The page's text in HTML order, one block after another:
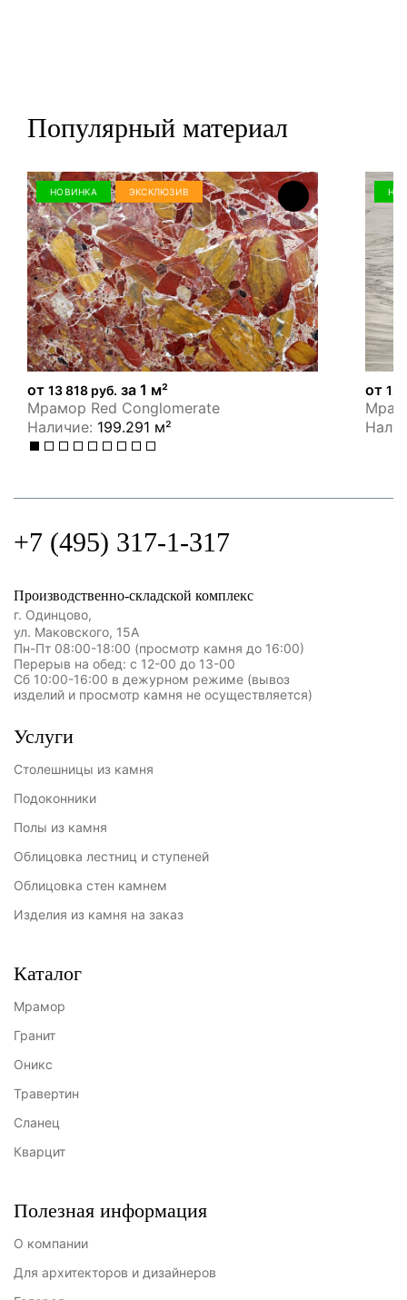
Популярный материал
НОВИНКА ЭКСКЛЮЗИВ
от13 818 руб. за 1 м²
Мрамор Red Conglomerate
Наличие: 199.291 м²
от 12
+7 (495) 317-1-317
Производственно-складской комплекс
г. Одинцово,
ул. Маковского, 15А
Пн-Пт 08:00-18:00 (просмотр камня до 16:00)
Перерыв на обед: с 12-00 до 13-00
Сб 10:00-16:00 в дежурном режиме (вывоз
изделий и просмотр камня не осуществляется)
Услуги
Столешницы из камня
Подоконники
Полы из камня
Облицовка лестниц и ступеней
Облицовка стен камнем
Изделия из камня на заказ
Каталог
Мрамор
Гранит
Оникс
Травертин
Сланец
Кварцит
Полезная информация
О компании
Для архитекторов и дизайнеров